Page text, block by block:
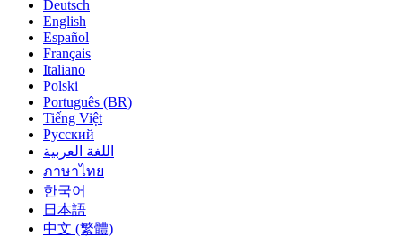
Deutsch
English
Español
Français
Italiano
Polski
Português (BR)
Tiếng Việt
Русский
اللغة العربية
ภาษาไทย
한국어
日本語
中文 (繁體)